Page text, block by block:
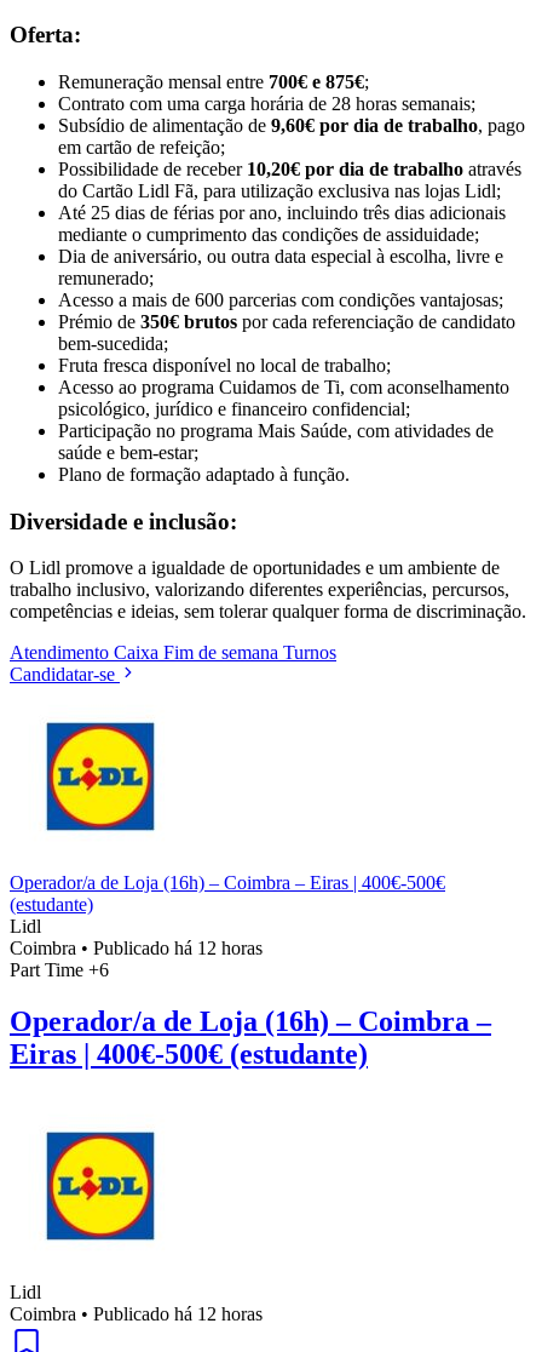
Oferta:
Remuneração mensal entre 700€ e 875€;
Contrato com uma carga horária de 28 horas semanais;
Subsídio de alimentação de 9,60€ por dia de trabalho, pago
em cartão de refeição;
Possibilidade de receber 10,20€ por dia de trabalho através
do Cartão Lidl Fã, para utilização exclusiva nas lojas Lidl;
Até 25 dias de férias por ano, incluindo três dias adicionais
mediante o cumprimento das condições de assiduidade;
Dia de aniversário, ou outra data especial à escolha, livre e
remunerado;
Acesso a mais de 600 parcerias com condições vantajosas;
Prémio de 350€ brutos por cada referenciação de candidato
bem-sucedida;
Fruta fresca disponível no local de trabalho;
Acesso ao programa Cuidamos de Ti, com aconselhamento
psicológico, jurídico e financeiro confidencial;
Participação no programa Mais Saúde, com atividades de
saúde e bem-estar;
Plano de formação adaptado à função.
Diversidade e inclusão:
O Lidl promove a igualdade de oportunidades e um ambiente de
trabalho inclusivo, valorizando diferentes experiências, percursos,
competências e ideias, sem tolerar qualquer forma de discriminação.
Atendimento Caixa Fim de semana Turnos
Candidatar-se
Operador/a de Loja (16h) – Coimbra – Eiras | 400€-500€
(estudante)
Lidl
Coimbra • Publicado há 12 horas
Part Time +6
Operador/a de Loja (16h) – Coimbra –
Eiras | 400€-500€ (estudante)
Lidl
Coimbra • Publicado há 12 horas